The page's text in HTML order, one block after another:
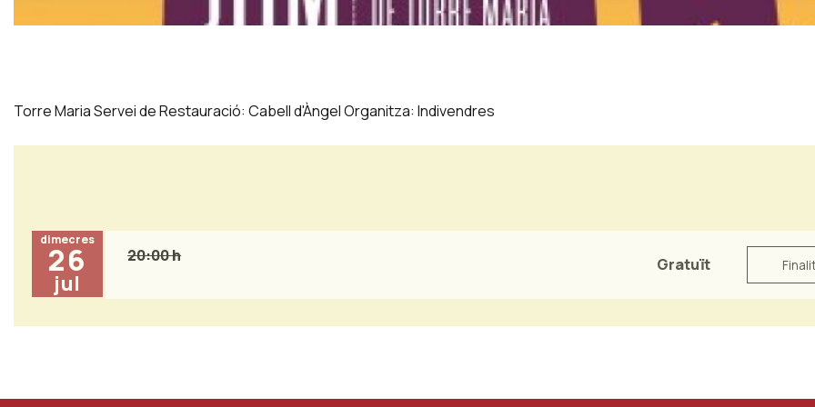
Torre Maria Servei de Restauració: Cabell d'Àngel Organitza: Indivendres
dimecres
26
jul
20:00 h Gratuït